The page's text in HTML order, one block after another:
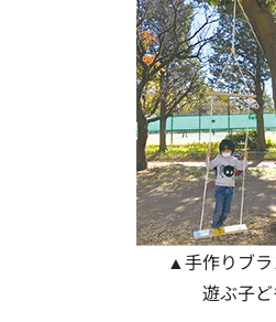
▲手作りブ
遊ぶ子ど